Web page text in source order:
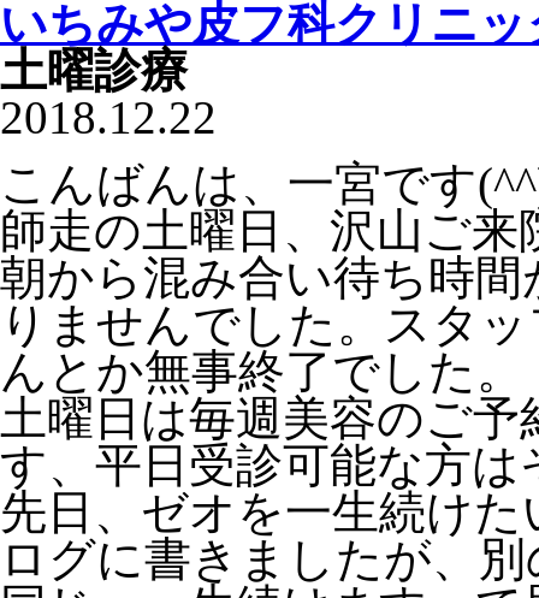
いちみや皮フ科クリニ
土曜診療
2018.12.22
こんばんは、一宮です
師走の土曜日、沢山ご
朝から混み合い待ち時
りませんでした。スタ
んとか無事終了でした。
土曜日は毎週美容のご
す、平日受診可能な方
先日、ゼオを一生続け
ログに書きましたが、